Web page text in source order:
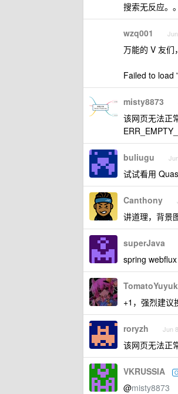
搜索无反应。
wzq001
万能的 V 友们
Failed to load '
misty8873
该网页无法正
buliugu
试试看用
Canthony
讲道理，背景
superJava
spring
+1，强烈建议
roryzh Jun
该网页无法正
VKRUSSIA
@misty8873